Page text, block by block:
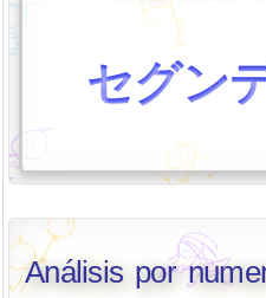
セグン
Análisis por